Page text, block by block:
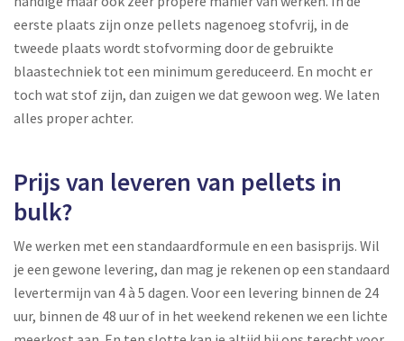
eerste plaats zijn onze pellets nagenoeg stofvrij, in de
tweede plaats wordt stofvorming door de gebruikte
blaastechniek tot een minimum gereduceerd. En mocht er
toch wat stof zijn, dan zuigen we dat gewoon weg. We laten
alles proper achter.
Prijs van leveren van pellets in
bulk?
We werken met een standaardformule en een basisprijs. Wil
je een gewone levering, dan mag je rekenen op een standaard
levertermijn van 4 à 5 dagen. Voor een levering binnen de 24
uur, binnen de 48 uur of in het weekend rekenen we een lichte